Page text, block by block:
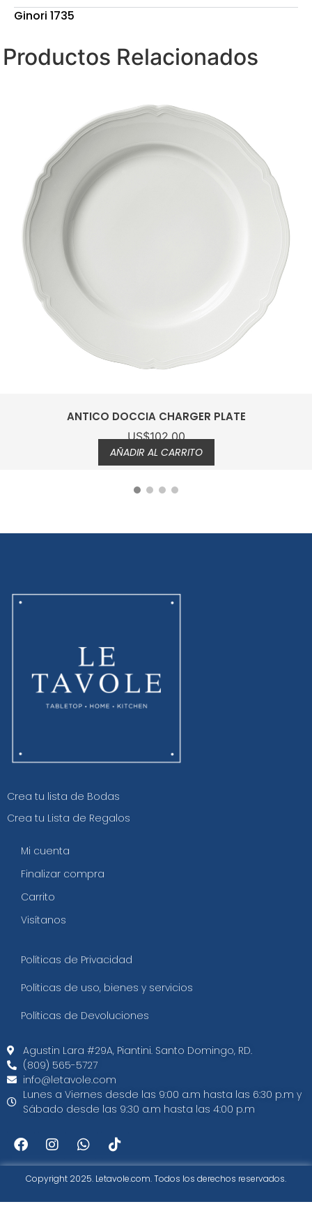
Ginori 1735
Productos Relacionados
ANTICO DOCCIA CHARGER PLATE
US$102.00
AÑADIR AL CARRITO
Crea tu lista de Bodas
Crea tu Lista de Regalos
Mi cuenta
Finalizar compra
Carrito
Visítanos
Políticas de Privacidad
Políticas de uso, bienes y servicios
Políticas de Devoluciones
Agustin Lara #29A, Piantini. Santo Domingo, RD.​
(809) 565-5727
info@letavole.com
Lunes a Viernes desde las 9:00 a.m hasta las 6:30 p.m y
Sábado desde las 9:30 a.m hasta las 4:00 p.m
Copyright 2025. Letavole.com. Todos los derechos reservados.